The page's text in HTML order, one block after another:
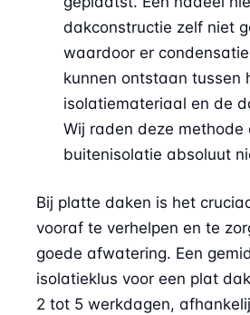
dakconstructie zelf niet
waardoor er
kunnen ontstaan tussen
isolatiemateriaal en de
Wij raden deze methode
buitenisolatie absoluut
Bij platte daken is het
vooraf te verhelpen en te
goede afwatering. Een
isolatieklus voor een plat
2 tot 5 werkdagen,